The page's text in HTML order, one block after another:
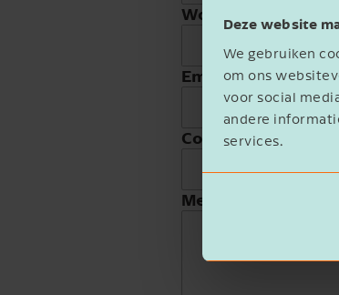
Deze website
We gebruiken
om ons
voor social
andere
services.
Work phone
Email address
Company name
Message